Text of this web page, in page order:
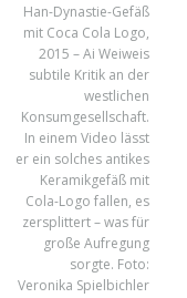
Han-Dynastie-Gefäß
mit Coca Cola Logo,
2015 – Ai Weiweis
subtile Kritik an der
westlichen
Konsumgesellschaft.
In einem Video lässt
er ein solches antikes
Keramikgefäß mit
Cola-Logo fallen, es
zersplittert – was für
große Aufregung
sorgte. Foto:
Veronika Spielbichler